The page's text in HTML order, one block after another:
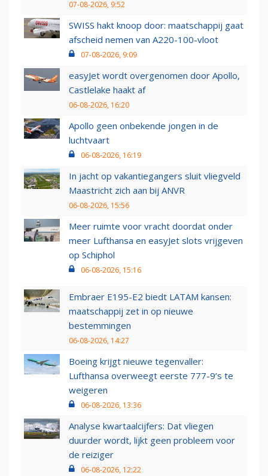
07-08-2026, 9:52
SWISS hakt knoop door: maatschappij gaat
afscheid nemen van A220-100-vloot
07-08-2026, 9:09
easyJet wordt overgenomen door Apollo,
Castlelake haakt af
06-08-2026, 16:20
Apollo geen onbekende jongen in de
luchtvaart
06-08-2026, 16:19
In jacht op vakantiegangers sluit vliegveld
Maastricht zich aan bij ANVR
06-08-2026, 15:56
Meer ruimte voor vracht doordat onder
meer Lufthansa en easyJet slots vrijgeven
op Schiphol
06-08-2026, 15:16
Embraer E195-E2 biedt LATAM kansen:
maatschappij zet in op nieuwe
bestemmingen
06-08-2026, 14:27
Boeing krijgt nieuwe tegenvaller:
Lufthansa overweegt eerste 777-9’s te
weigeren
06-08-2026, 13:36
Analyse kwartaalcijfers: Dat vliegen
duurder wordt, lijkt geen probleem voor
de reiziger
06-08-2026, 12:22